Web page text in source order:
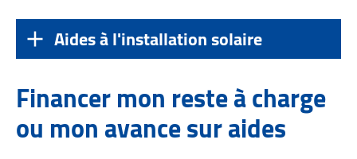
Aides à l'installation solaire
Financer mon reste à charge
ou mon avance sur aides